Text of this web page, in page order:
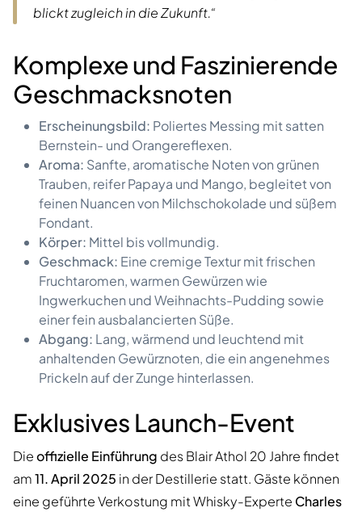
blickt zugleich in die Zukunft.“
Komplexe und Faszinierende
Geschmacksnoten
Erscheinungsbild: Poliertes Messing mit satten
Bernstein- und Orangereflexen.
Aroma: Sanfte, aromatische Noten von grünen
Trauben, reifer Papaya und Mango, begleitet von
feinen Nuancen von Milchschokolade und süßem
Fondant.
Körper: Mittel bis vollmundig.
Geschmack: Eine cremige Textur mit frischen
Fruchtaromen, warmen Gewürzen wie
Ingwerkuchen und Weihnachts-Pudding sowie
einer fein ausbalancierten Süße.
Abgang: Lang, wärmend und leuchtend mit
anhaltenden Gewürznoten, die ein angenehmes
Prickeln auf der Zunge hinterlassen.
Exklusives Launch-Event
Dieoffizielle Einführung des Blair Athol 20 Jahre findet
am11. April 2025 in der Destillerie statt. Gäste können
eine geführte Verkostung mit Whisky-Experte Charles